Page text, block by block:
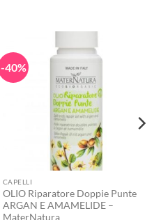
-40%
CAPELLI
OLIO Riparatore Doppie Punte
ARGAN E AMAMELIDE –
MaterNatura